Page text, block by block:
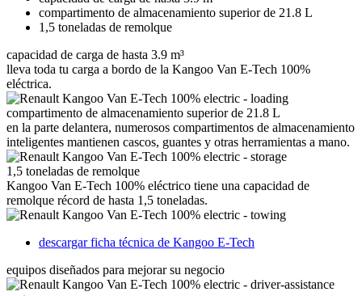
compartimento de almacenamiento superior de 21.8 L
1,5 toneladas de remolque
capacidad de carga de hasta 3.9 m³
lleva toda tu carga a bordo de la Kangoo Van E-Tech 100%
eléctrica.
compartimento de almacenamiento superior de 21.8 L
en la parte delantera, numerosos compartimentos de almacenamiento
inteligentes mantienen cascos, guantes y otras herramientas a mano.
1,5 toneladas de remolque
Kangoo Van E-Tech 100% eléctrico tiene una capacidad de
remolque récord de hasta 1,5 toneladas.
descargar ficha técnica de Kangoo E-Tech
equipos diseñados para mejorar su negocio